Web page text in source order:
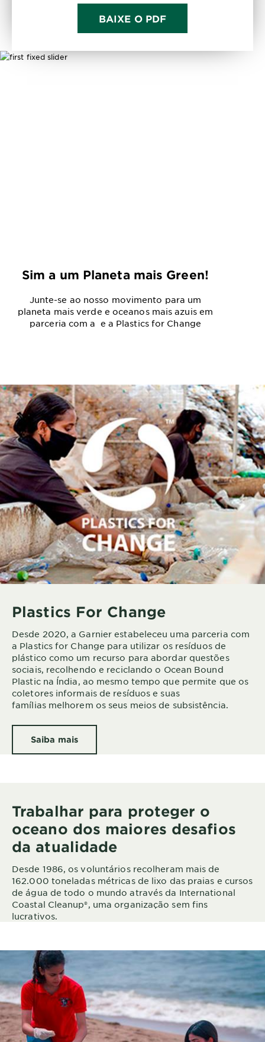
BAIXE O PDF
Sim a um Planeta mais Green!
Junte-se ao nosso movimento para um
planeta mais verde e oceanos mais azuis em
parceria com a e a Plastics for Change
Plastics For Change
Desde 2020, a Garnier estabeleceu uma parceria com
a Plastics for Change para utilizar os resíduos de
plástico como um recurso para abordar questões
sociais, recolhendo e reciclando o Ocean Bound
Plastic na Índia, ao mesmo tempo que permite que os
coletores informais de resíduos e suas
famílias melhorem os seus meios de subsistência.
Saiba mais
Trabalhar para proteger o
oceano dos maiores desafios
da atualidade
Desde 1986, os voluntários recolheram mais de
162.000 toneladas métricas de lixo das praias e cursos
de água de todo o mundo através da International
Coastal Cleanup®, uma organização sem fins
lucrativos.